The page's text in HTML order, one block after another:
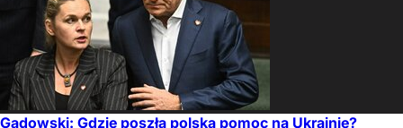
Gadowski: Gdzie poszła polska pomoc na Ukrainie?